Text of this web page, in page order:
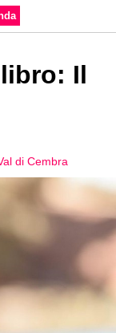
Il
di Cembra